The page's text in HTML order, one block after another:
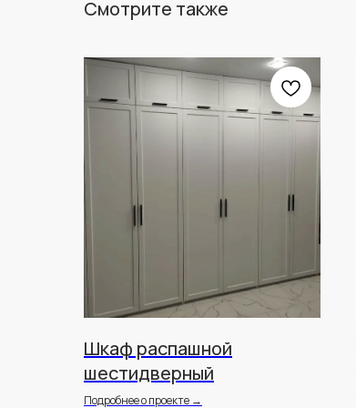
Смотрите также
Шкаф распашной
шестидверный
Подробнее о проекте →